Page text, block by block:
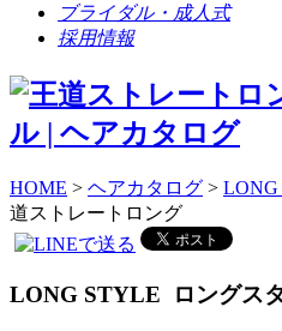
ブライダル・成人式
採用情報
HOME > ヘアカタログ >
道ストレートロング
LONG STYLE ロングス